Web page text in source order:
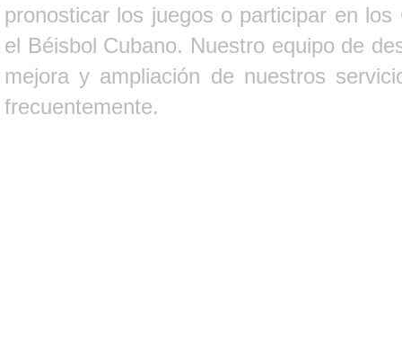
pronosticar los juegos o participar en
el Béisbol Cubano. Nuestro equipo de
mejora y ampliación de nuestros
frecuentemente.